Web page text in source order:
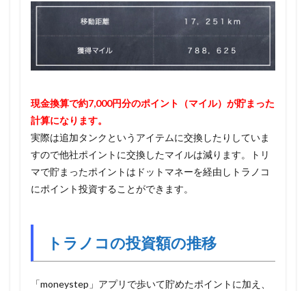
現金換算で約7,000円分のポイント（マイル）が貯まった
計算になります。
実際は追加タンクというアイテムに交換したりしていま
すので他社ポイントに交換したマイルは減ります。トリ
マで貯まったポイントはドットマネーを経由しトラノコ
にポイント投資することができます。
トラノコの投資額の推移
「moneystep」アプリで歩いて貯めたポイントに加え、